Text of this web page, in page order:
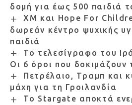
δομή για έως 500 παιδιά
XM και Hope For
δωρεάν κέντρο ψυχικής
παιδιά
Το τελεσίγραφο του
Οι 6 όροι που
Πετρέλαιο, Τραμπ και
μάχη για τη Γροιλανδία
Το Stargate αποκτά